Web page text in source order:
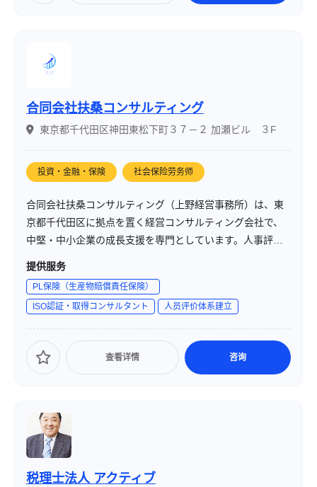
合同会社扶桑コンサルティング
東京都千代田区神田東松下町３７－２ 加瀬ビル ３F
投資・金融・保険 社会保险劳务师
合同会社扶桑コンサルティング（上野経営事務所）は、東
京都千代田区に拠点を置く経営コンサルティング会社で、
中堅・中小企業の成長支援を専門としています。人事評価
制度や経営計画の策定支援、ISO9001・14001の導入支援
提供しています。また、階層別・テーマ別の研修も実施
し、企業の人材育成をサポートしています。
提供服务
PL保険（生産物賠償責任保険）
ISO認証・取得コンサルタント
人员评价体系建立
查看详情 咨询
税理士法人 アクティブ